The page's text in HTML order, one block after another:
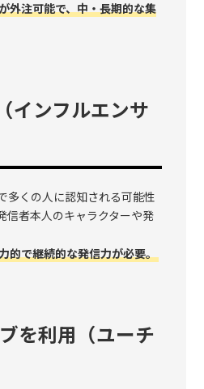
外注可能で、中・長期的な集
ンフルエンサ
多くの人に認知される可能性
信者本人のキャラクターや発
的で継続的な発信力が必要。
を利用（ユーチ